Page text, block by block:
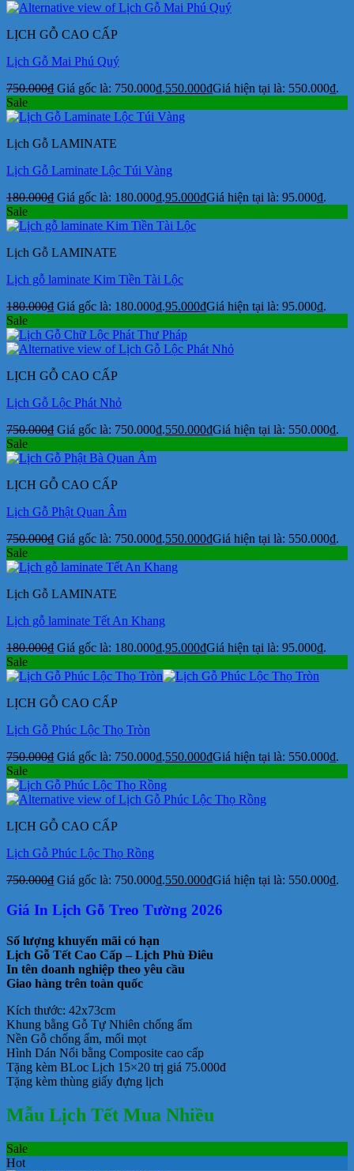
LỊCH GỖ CAO CẤP
Lịch Gỗ Mai Phú Quý
750.000₫ Giá gốc là: 750.000₫.550.000₫Giá hiện tại là: 550.000₫.
Sale
Lịch Gỗ LAMINATE
Lịch Gỗ Laminate Lộc Túi Vàng
180.000₫ Giá gốc là: 180.000₫.95.000₫Giá hiện tại là: 95.000₫.
Sale
Lịch Gỗ LAMINATE
Lịch gỗ laminate Kim Tiền Tài Lộc
180.000₫ Giá gốc là: 180.000₫.95.000₫Giá hiện tại là: 95.000₫.
Sale
LỊCH GỖ CAO CẤP
Lịch Gỗ Lộc Phát Nhỏ
750.000₫ Giá gốc là: 750.000₫.550.000₫Giá hiện tại là: 550.000₫.
Sale
LỊCH GỖ CAO CẤP
Lịch Gỗ Phật Quan Âm
750.000₫ Giá gốc là: 750.000₫.550.000₫Giá hiện tại là: 550.000₫.
Sale
Lịch Gỗ LAMINATE
Lịch gỗ laminate Tết An Khang
180.000₫ Giá gốc là: 180.000₫.95.000₫Giá hiện tại là: 95.000₫.
Sale
LỊCH GỖ CAO CẤP
Lịch Gỗ Phúc Lộc Thọ Tròn
750.000₫ Giá gốc là: 750.000₫.550.000₫Giá hiện tại là: 550.000₫.
Sale
LỊCH GỖ CAO CẤP
Lịch Gỗ Phúc Lộc Thọ Rồng
750.000₫ Giá gốc là: 750.000₫.550.000₫Giá hiện tại là: 550.000₫.
Giá In Lịch Gỗ Treo Tường 2026
Số lượng khuyến mãi có hạn
Lịch Gỗ Tết Cao Cấp – Lịch Phù Điêu
In tên doanh nghiệp theo yêu cầu
Giao hàng trên toàn quốc
Kích thước: 42x73cm
Khung bằng Gỗ Tự Nhiên chống ẩm
Nền Gỗ chống ẩm, mối mọt
Hình Dán Nổi bằng Composite cao cấp
Tặng kèm BLoc Lịch 15×20 trị giá 75.000đ
Tặng kèm thùng giấy đựng lịch
Mẫu Lịch Tết Mua Nhiều
Sale
Hot